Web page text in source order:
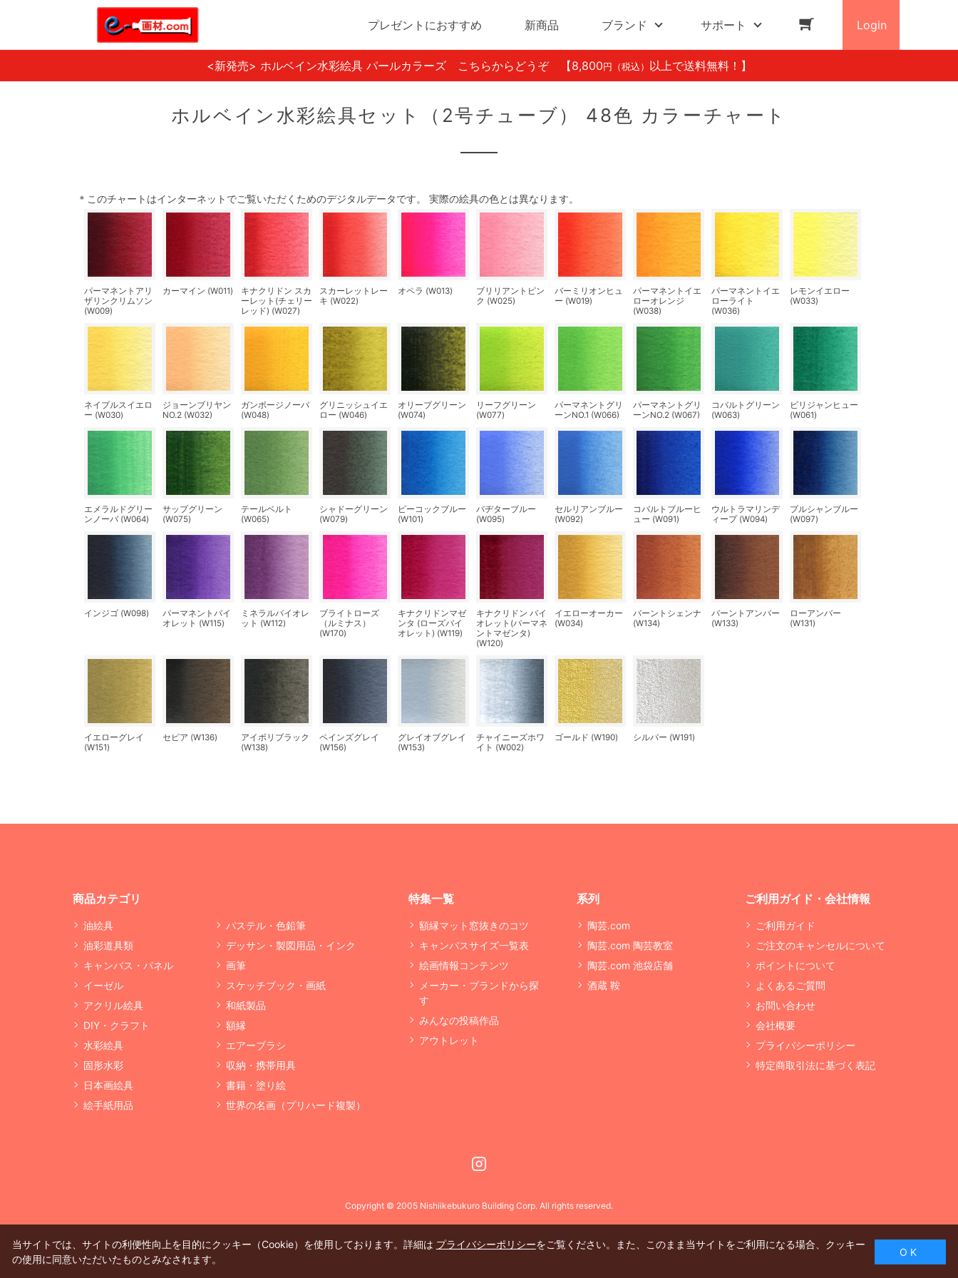
プレゼントにおすすめ 新商品 ブランド サポート Login
<新発売> ホルベイン水彩絵具 パールカラーズ こちらからどうぞ 【8,800 円（税込） 以上で送料無料！】
ホルベイン水彩絵具セット（2号チューブ） 48色 カラーチャート
＊このチャートはインターネットでご覧いただくためのデジタルデータです。 実際の絵具の色とは異なります。
パーマネントアリ
ザリンクリムソン
(W009)
カーマイン (W011)
キナクリドン スカ
ーレット(チェリー
レッド) (W027)
スカーレットレー
キ (W022)
オペラ (W013)
ブリリアントピン
ク (W025)
バーミリオンヒュ
ー (W019)
パーマネントイエ
ローオレンジ
(W038)
パーマネントイエ
ローライト
(W036)
レモンイエロー
(W033)
ネイプルスイエロ
ー (W030)
ジョーンブリヤン
NO.2 (W032)
ガンボージノーバ
(W048)
グリニッシュイエ
ロー (W046)
オリーブグリーン
(W074)
リーフグリーン
(W077)
パーマネントグリ
ーンNO.1 (W066)
パーマネントグリ
ーンNO.2 (W067)
コバルトグリーン
(W063)
ビリジャンヒュー
(W061)
エメラルドグリー
ンノーバ (W064)
サップグリーン
(W075)
テールベルト
(W065)
シャドーグリーン
(W079)
ピーコックブルー
(W101)
バヂターブルー
(W095)
セルリアンブルー
(W092)
コバルトブルーヒ
ュー (W091)
ウルトラマリンデ
ィープ (W094)
プルシャンブルー
(W097)
インジゴ (W098)
パーマネントバイ
オレット (W115)
ミネラルバイオレ
ット (W112)
ブライトローズ
（ルミナス）
(W170)
キナクリドンマゼ
ンタ (ローズバイ
オレット) (W119)
キナクリドン バイ
オレット(パーマネ
ントマゼンタ)
(W120)
イエローオーカー
(W034)
バーントシェンナ
(W134)
バーントアンバー
(W133)
ローアンバー
(W131)
イエローグレイ
(W151)
セピア (W136)
アイボリブラック
(W138)
ペインズグレイ
(W156)
グレイオブグレイ
(W153)
チャイニーズホワ
イト (W002)
ゴールド (W190) シルバー (W191)
商品カテゴリ
油絵具
油彩道具類
キャンバス・パネル
イーゼル
アクリル絵具
DIY・クラフト
水彩絵具
固形水彩
日本画絵具
絵手紙用品
パステル・色鉛筆
デッサン・製図用品・インク
画筆
スケッチブック・画紙
和紙製品
額縁
エアーブラシ
収納・携帯用具
書籍・塗り絵
世界の名画（プリハード複製）
特集一覧
額縁マット窓抜きのコツ
キャンバスサイズ一覧表
絵画情報コンテンツ
メーカー・ブランドから探
す
みんなの投稿作品
アウトレット
系列
陶芸.com
陶芸.com 陶芸教室
陶芸.com 池袋店舗
酒蔵 鞍
ご利用ガイド・会社情報
ご利用ガイド
ご注文のキャンセルについて
ポイントについて
よくあるご質問
お問い合わせ
会社概要
プライバシーポリシー
特定商取引法に基づく表記
Copyright © 2005 Nishiikebukuro Building Corp. All rights reserved.
当サイトでは、サイトの利便性向上を目的にクッキー（Cookie）を使用しております。詳細は プライバシーポリシーをご覧ください。また、このまま当サイトをご利用になる場合、クッキー
の使用に同意いただいたものとみなされます。
O K